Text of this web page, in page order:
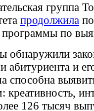
группа
продолжила
по
обнаружили
абитуриента и
способна
креативность,
126 тысяч